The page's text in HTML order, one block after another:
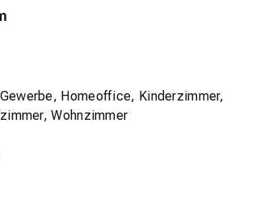
Homeoffice, Kinderzimmer,
Wohnzimmer